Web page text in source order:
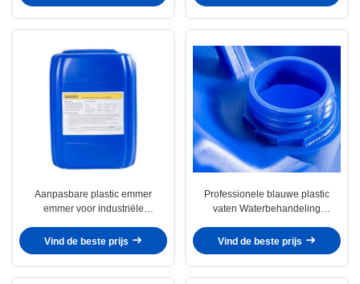
Aanpasbare plastic emmer
emmer voor industriële
ionenuitwisseling
Vind de beste prijs
Professionele blauwe plastic
vaten Waterbehandeling
toepassingen
Vind de beste prijs